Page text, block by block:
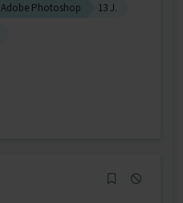
Adobe Photoshop
13 J.